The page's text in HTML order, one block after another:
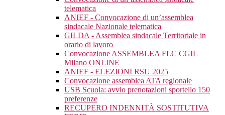
telematica
ANIEF - Convocazione di un’assemblea
sindacale Nazionale telematica
GILDA - Assemblea sindacale Territoriale in
orario di lavoro
Convocazione ASSEMBLEA FLC CGIL
Milano ONLINE
ANIEF - ELEZIONI RSU 2025
Convocazione assemblea ATA regionale
USB Scuola: avvio prenotazioni sportello 150
preferenze
RECUPERO INDENNITÀ SOSTITUTIVA